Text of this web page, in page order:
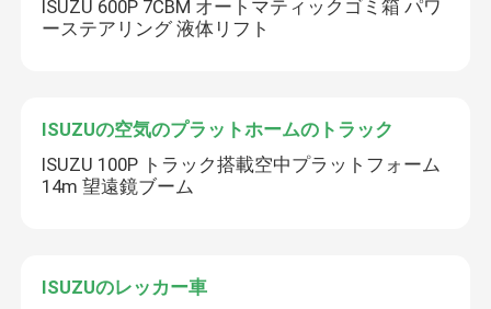
ISUZU 600P 7CBM オートマティックゴミ箱 パワ
ーステアリング 液体リフト
ISUZUの空気のプラットホームのトラック
ISUZU 100P トラック搭載空中プラットフォーム
14m 望遠鏡ブーム
ISUZUのレッカー車